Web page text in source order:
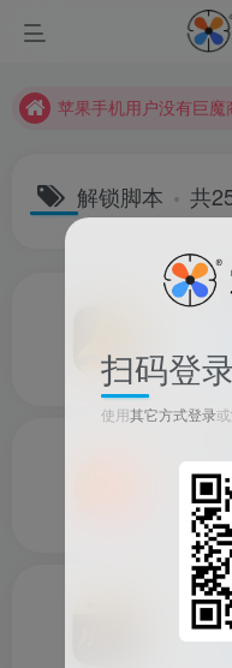
苹果手机用户没有巨
苹果手机用户没有巨
解锁脚本 共
超
吉
扫码登
使用其它方式登录或